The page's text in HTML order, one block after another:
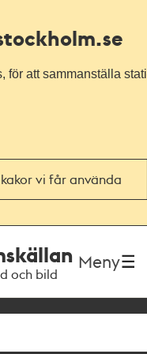
att sammanställa
vi får använda
och bild
Meny